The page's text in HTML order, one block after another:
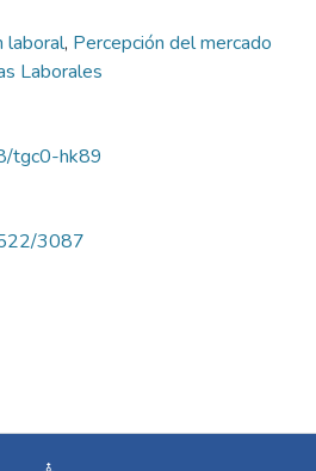
laboral, Percepción del mercado
Laborales
tgc0-hk89
3087